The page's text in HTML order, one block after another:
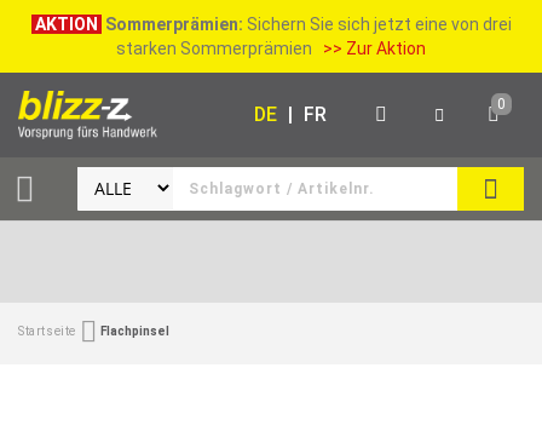
AKTION Sommerprämien: Sichern Sie sich jetzt eine von drei
starken Sommerprämien >> Zur Aktion
SUCHE
DE | FR 0
Startseite Flachpinsel